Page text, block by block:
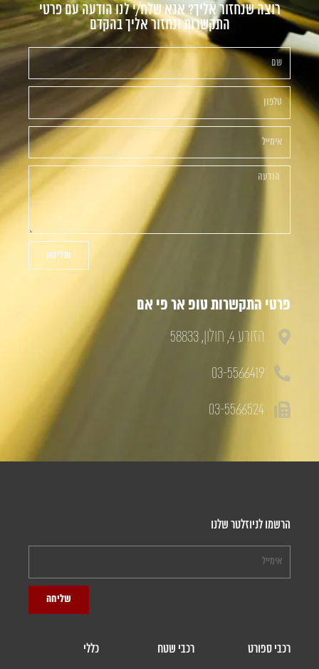
רוצה שנחזור אליך? אנא שלח/י לנו הודעה עם פרטי
התקשרות ונחזור אליך בהקדם
שליחה
פרטי התקשרות טופ אר פי אם
הזורע 4, חולון, 58833
03-5566419
03-5566524
הרשמו לניוזלטר שלנו
שליחה
רכבי ספורט רכבי שטח כללי